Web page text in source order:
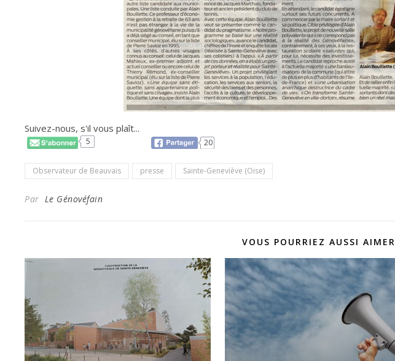
Suivez-nous, s'il vous plaît...
5 20
Observateur de Beauvais presse Sainte-Geneviève (Oise)
Par Le Génovéfain
VOUS POURRIEZ AUSSI AIMER